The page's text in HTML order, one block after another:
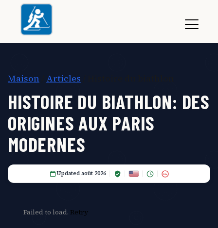
Maison Articles
HISTOIRE DU BIATHLON: DES
ORIGINES AUX PARIS
MODERNES
Updated août 2026 18+
Failed to load. Retry